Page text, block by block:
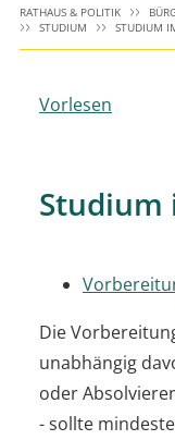
RATHAUS & POLITIK
STUDIUM
STUDIUM
Vorlesen
Studium
Die
unabhängig
oder
- sollte